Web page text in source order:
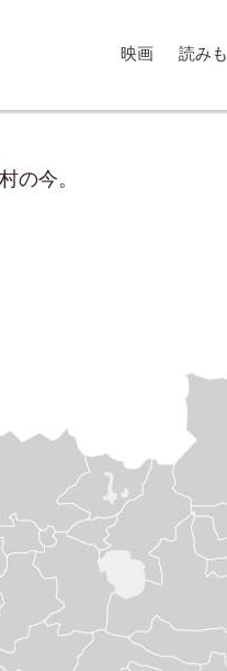
映画 読み
の今。